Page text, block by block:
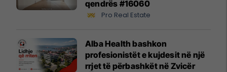
qendrës #16060
Pro Real Estate
Alba Health bashkon
profesionistët e kujdesit në një
rrjet të përbashkët në Zvicër